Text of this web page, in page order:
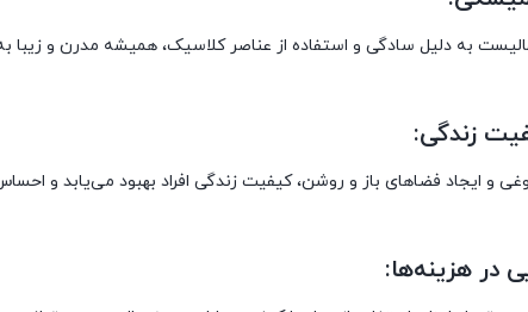
به دلیل سادگی و استفاده از عناصر کلاسیک، همیشه مدرن و زیبا
زندگی:
و ایجاد فضاهای باز و روشن، کیفیت زندگی افراد بهبود می‌یابد و
در هزینه‌ها: